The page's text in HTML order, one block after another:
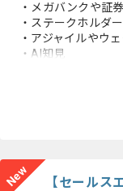
・メガバンクや証
・ステークホルダ
・アジャイルやウ
・AI知見
New
【セール